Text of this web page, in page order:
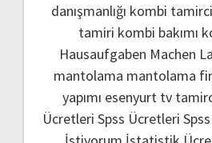
danışmanlığı kombi
tamiri kombi bakımı
Hausaufgaben Machen
mantolama mantolama
yapımı esenyurt tv
Ücretleri Spss Ücretleri